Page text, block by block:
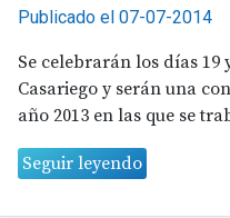
Publicado el 07-07-2014
Se celebrarán los días 19
Casariego y serán una
año 2013 en las que se
Seguir leyendo